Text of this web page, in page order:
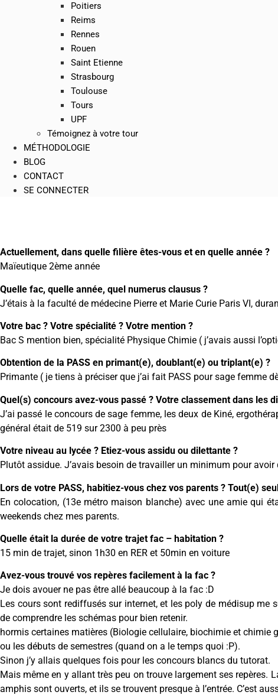
Poitiers
Reims
Rennes
Rouen
Saint Etienne
Strasbourg
Toulouse
Tours
UPF
Témoignez à votre tour
MÉTHODOLOGIE
BLOG
CONTACT
SE CONNECTER
Actuellement, dans quelle filière êtes-vous et en quelle année ?
Maïeutique 2ème année
Quelle fac, quelle année, quel numerus clausus ?
J’étais à la faculté de médecine Pierre et Marie Curie Paris VI,
Votre bac ? Votre spécialité ? Votre mention ?
Bac S mention bien, spécialité Physique Chimie ( j’avais aussi
Obtention de la PASS en primant(e), doublant(e) ou triplant(e) ?
Primante ( je tiens à préciser que j’ai fait PASS pour sage femme
Quel(s) concours avez-vous passé ? Votre classement dans les
J’ai passé le concours de sage femme, les deux de Kiné,
général était de 519 sur 2300 à peu près
Votre niveau au lycée ? Etiez-vous assidu ou dilettante ?
Plutôt assidue. J’avais besoin de travailler un minimum pour
Lors de votre PASS, habitiez-vous chez vos parents ? Tout(e)
En colocation, (13e métro maison blanche) avec une amie qui
weekends chez mes parents.
Quelle était la durée de votre trajet fac – habitation ?
15 min de trajet, sinon 1h30 en RER et 50min en voiture
Avez-vous trouvé vos repères facilement à la fac ?
Je dois avouer ne pas être allé beaucoup à la fac :D
Les cours sont rediffusés sur internet, et les poly de médisup me
de comprendre les schémas pour bien retenir.
hormis certaines matières (Biologie cellulaire, biochimie et chimie
ou les débuts de semestres (quand on a le temps quoi :P).
Sinon j’y allais quelques fois pour les concours blancs du tutorat.
Mais même en y allant très peu on trouve largement ses repères.
amphis sont ouverts, et ils se trouvent presque à l’entrée. C’est